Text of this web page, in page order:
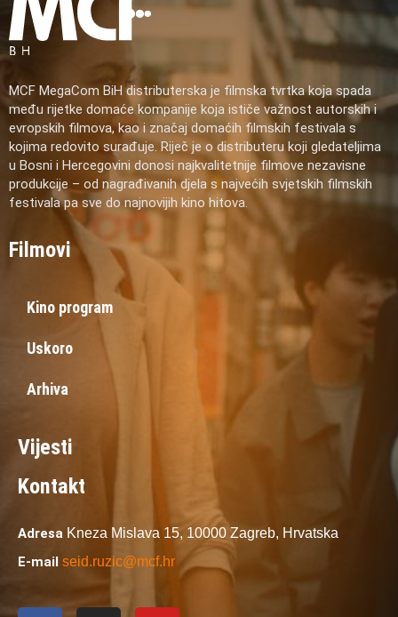
MCF MegaCom BiH distributerska je filmska tvrtka koja spada
među rijetke domaće kompanije koja ističe važnost autorskih i
evropskih filmova, kao i značaj domaćih filmskih festivala s
kojima redovito surađuje. Riječ je o distributeru koji gledateljima
u Bosni i Hercegovini donosi najkvalitetnije filmove nezavisne
produkcije – od nagrađivanih djela s najvećih svjetskih filmskih
festivala pa sve do najnovijih kino hitova.
Filmovi
Kino program
Uskoro
Arhiva
Vijesti
Kontakt
Adresa Kneza Mislava 15, 10000 Zagreb, Hrvatska
E-mail seid.ruzic@mcf.hr